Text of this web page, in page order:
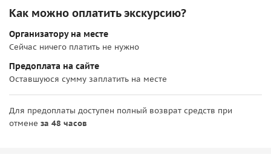
Как можно оплатить экскурсию?
Организатору на месте
Сейчас ничего платить не нужно
Предоплата на сайте
Оставшуюся сумму заплатить на месте
Для предоплаты доступен полный возврат средств при
отмене за 48 часов